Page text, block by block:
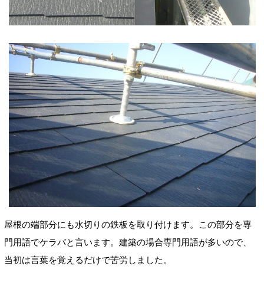
屋根の端部分にも水切りの鉄板を取り付けます。この部分を専
門用語でケラバと言います。建築の場合専門用語が多いので、
当初は言葉を覚えるだけで苦労しました。